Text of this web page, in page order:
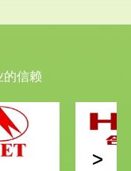
的信赖
>